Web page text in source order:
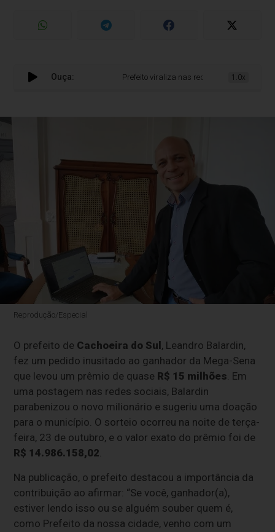
Ouça: Prefeito viraliza nas redes sociais ao pedir
1.0x
Reprodução/Especial
O prefeito de Cachoeira do Sul , Leandro Balardin,
fez um pedido inusitado ao ganhador da Mega-Sena
que levou um prêmio de quase R$ 15 milhões. Em
uma postagem nas redes sociais, Balardin
parabenizou o novo milionário e sugeriu uma doação
para o município. O sorteio ocorreu na noite de terça-
feira, 23 de outubro, e o valor exato do prêmio foi de
R$ 14.986.158,02.
Na publicação, o prefeito destacou a importância da
contribuição ao afirmar: “Se você, ganhador(a),
estiver lendo isso ou se alguém souber quem é,
como Prefeito da nossa cidade, venho com um